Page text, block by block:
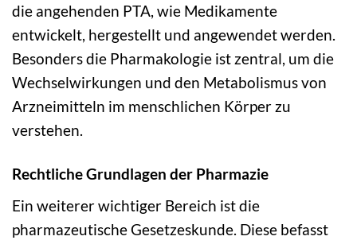
die angehenden PTA, wie Medikamente
entwickelt, hergestellt und angewendet werden.
Besonders die Pharmakologie ist zentral, um die
Wechselwirkungen und den Metabolismus von
Arzneimitteln im menschlichen Körper zu
verstehen.
Rechtliche Grundlagen der Pharmazie
Ein weiterer wichtiger Bereich ist die
pharmazeutische Gesetzeskunde. Diese befasst